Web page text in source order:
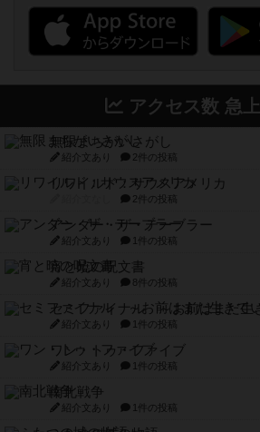
アクセス数 急
無限まちがいさがし
紹介文あり 2件の投稿
リワイルド：サウスアメリカ
2件の投稿
アンダー・ザ・テーブラー
紹介文あり 1件の投稿
宵と暁の呪文書
紹介文あり 8件の投稿
セミファイナル ～お前はまだ生
紹介文あり 1件の投稿
ワン・トゥ・ファイブ
紹介文あり 1件の投稿
南北戦争
紹介文あり 1件の投稿